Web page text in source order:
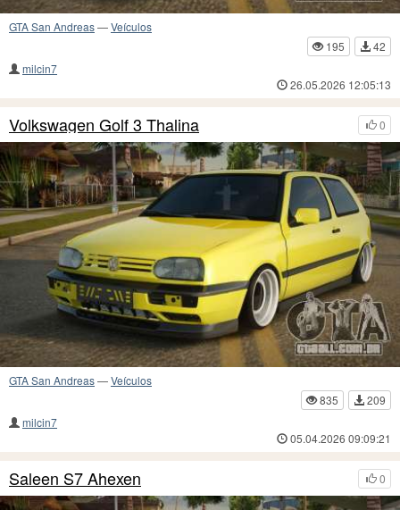
GTA San Andreas—Veículos
195
42
milcin7
26.05.2026 12:05:13
0
Volkswagen Golf 3 Thalina
GTA San Andreas—Veículos
835
209
milcin7
05.04.2026 09:09:21
0
Saleen S7 Ahexen